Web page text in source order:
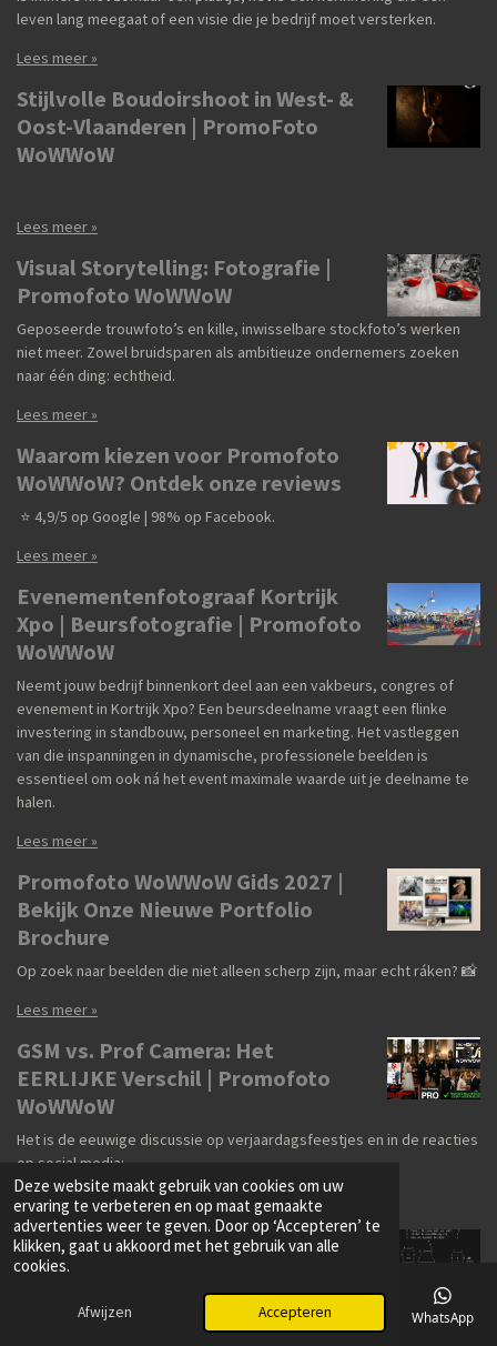
Deze website maakt gebruik van cookies om uw
ervaring te verbeteren en op maat gemaakte
advertenties weer te geven. Door op ‘Accepteren’ te
klikken, gaat u akkoord met het gebruik van alle
cookies.
Afwijzen Accepteren
leven lang meegaat of een visie die je bedrijf moet versterken.
Lees meer »
Stijlvolle Boudoirshoot in West- &
Oost-Vlaanderen | PromoFoto
WoWWoW
Lees meer »
Visual Storytelling: Fotografie |
Promofoto WoWWoW
Geposeerde trouwfoto’s en kille, inwisselbare stockfoto’s werken
niet meer. Zowel bruidsparen als ambitieuze ondernemers zoeken
naar één ding: echtheid.
Lees meer »
Waarom kiezen voor Promofoto
WoWWoW? Ontdek onze reviews
⭐ 4,9/5 op Google | 98% op Facebook.
Lees meer »
Evenementenfotograaf Kortrijk
Xpo | Beursfotografie | Promofoto
WoWWoW
Neemt jouw bedrijf binnenkort deel aan een vakbeurs, congres of
evenement in Kortrijk Xpo? Een beursdeelname vraagt een flinke
investering in standbouw, personeel en marketing. Het vastleggen
van die inspanningen in dynamische, professionele beelden is
essentieel om ook ná het event maximale waarde uit je deelname te
halen.
Lees meer »
Promofoto WoWWoW Gids 2027 |
Bekijk Onze Nieuwe Portfolio
Brochure
Op zoek naar beelden die niet alleen scherp zijn, maar echt ráken? 📸
Lees meer »
GSM vs. Prof Camera: Het
EERLIJKE Verschil | Promofoto
WoWWoW
Het is de eeuwige discussie op verjaardagsfeestjes en in de reacties
op social media:
Lees meer »
Trouwfotograaf Gezocht? 7 Vragen
& Tips voor 2027/2028 | Promofoto
WoWWoW
Gefeliciteerd, jullie gaan trouwen! De datum staat vast, de zoektocht
E-mailadres Telefoonnummer Kaart Facebook WhatsApp